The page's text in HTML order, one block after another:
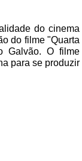
do cinema
do filme "Quarta
Galvão. O filme
para se produzir